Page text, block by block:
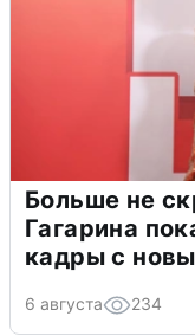
Больше не
Гагарина
кадры с
6 августа 234